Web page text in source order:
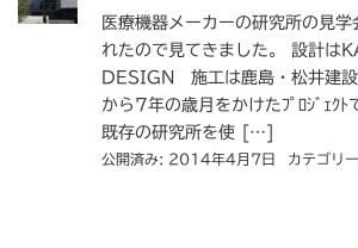
医療機器メーカーの研究所の見
れたので見てきました。 設計
DESIGN 施工は鹿島・松井建設
から7年の歳月をかけたﾌﾟﾛｼﾞｪｸﾄ
既存の研究所を使 […]
公開済み: 2014年4月7日 カテゴリ